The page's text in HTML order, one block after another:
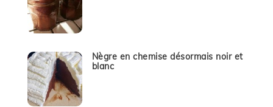
Nègre en chemise désormais noir et
blanc